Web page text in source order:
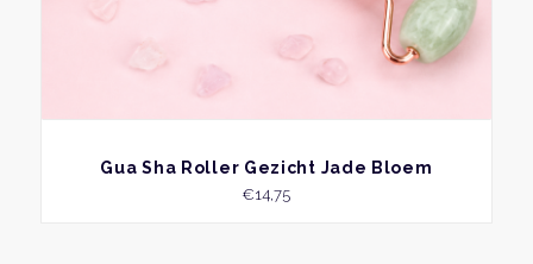
BEKIJK
Gua Sha Roller Gezicht Jade Bloem
€14,75